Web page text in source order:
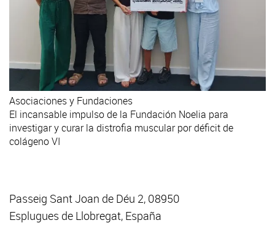
Asociaciones y Fundaciones
El incansable impulso de la Fundación Noelia para
investigar y curar la distrofia muscular por déficit de
colágeno VI
Passeig Sant Joan de Déu 2, 08950
Esplugues de Llobregat, España